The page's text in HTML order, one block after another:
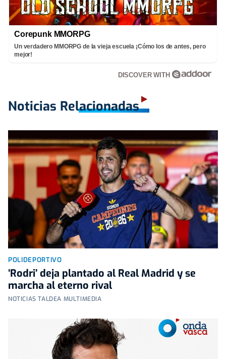
Corepunk MMORPG
Un verdadero MMORPG de la vieja escuela ¡Cómo los de antes, pero
mejor!
DISCOVER WITH
Noticias Relacionadas
POLIDEPORTIVO
‘Rodri’ deja plantado al Real Madrid y se
marcha al eterno rival
NOTICIAS TALDEA MULTIMEDIA